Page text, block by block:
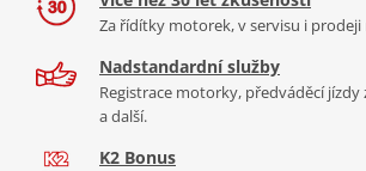
Za řídítky motorek, v servisu i
Nadstandardní služby
Registrace motorky, předváděcí
a další.
K2 Bonus